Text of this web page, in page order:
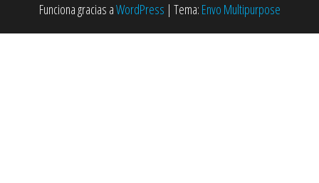
Funciona gracias aWordPress | Tema: Envo Multipurpose